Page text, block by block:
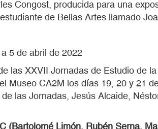
Congost, producida para una
de Bellas Artes llamado
5 de abril de 2022
las XXVII Jornadas de Estudio de
Museo CA2M los días 19, 20 y 21
las Jornadas, Jesús Alcaide,
(Bartolomé Limón, Rubén Serna,